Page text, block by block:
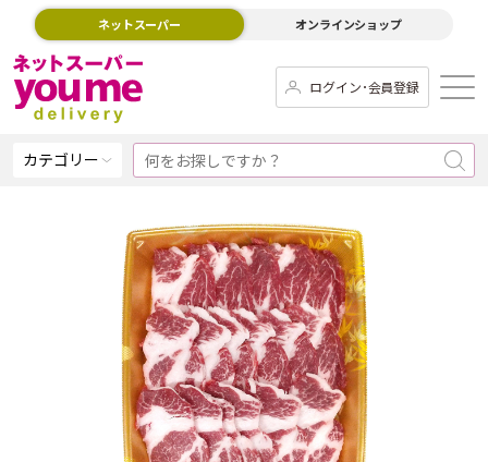
ネットスーパー オンラインショップ
ログイン･会員登録
カテゴリー